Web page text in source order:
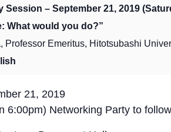
Session – September 21, 2019
What would you do?”
Professor Emeritus, Hitotsubashi
21, 2019
6:00pm) Networking Party to follow